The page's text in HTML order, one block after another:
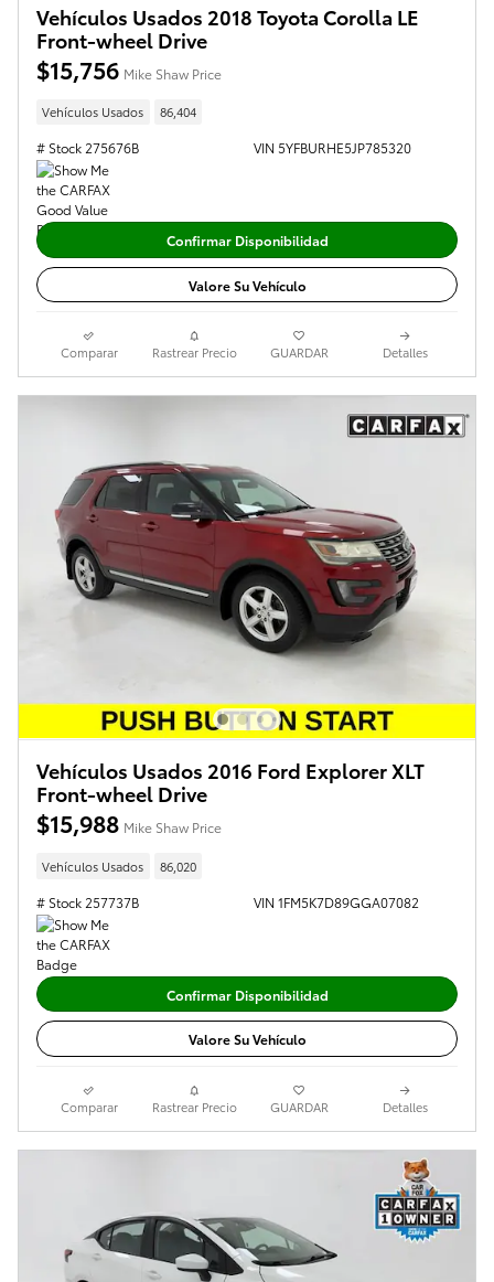
Vehículos Usados 2018 Toyota Corolla LE
Front-wheel Drive
$15,756 Mike Shaw Price
Vehículos Usados 86,404
# Stock 275676B VIN 5YFBURHE5JP785320
Confirmar Disponibilidad
Valore Su Vehículo
Comparar Rastrear Precio GUARDAR Detalles
Vehículos Usados 2016 Ford Explorer XLT
Front-wheel Drive
$15,988 Mike Shaw Price
Vehículos Usados 86,020
# Stock 257737B VIN 1FM5K7D89GGA07082
Confirmar Disponibilidad
Valore Su Vehículo
Comparar Rastrear Precio GUARDAR Detalles